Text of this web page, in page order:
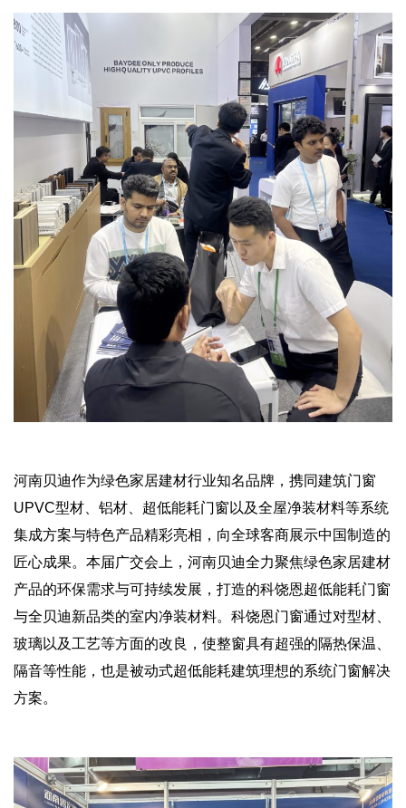
河南贝迪作为绿色家居建材行业知名品牌，携同建筑门窗
UPVC型材、铝材、超低能耗门窗以及全屋净装材料等系统
集成方案与特色产品精彩亮相，向全球客商展示中国制造的
匠心成果。本届广交会上，河南贝迪全力聚焦绿色家居建材
产品的环保需求与可持续发展，打造的科饶恩超低能耗门窗
与全贝迪新品类的室内净装材料。科饶恩门窗通过对型材、
玻璃以及工艺等方面的改良，使整窗具有超强的隔热保温、
隔音等性能，也是被动式超低能耗建筑理想的系统门窗解决
方案。